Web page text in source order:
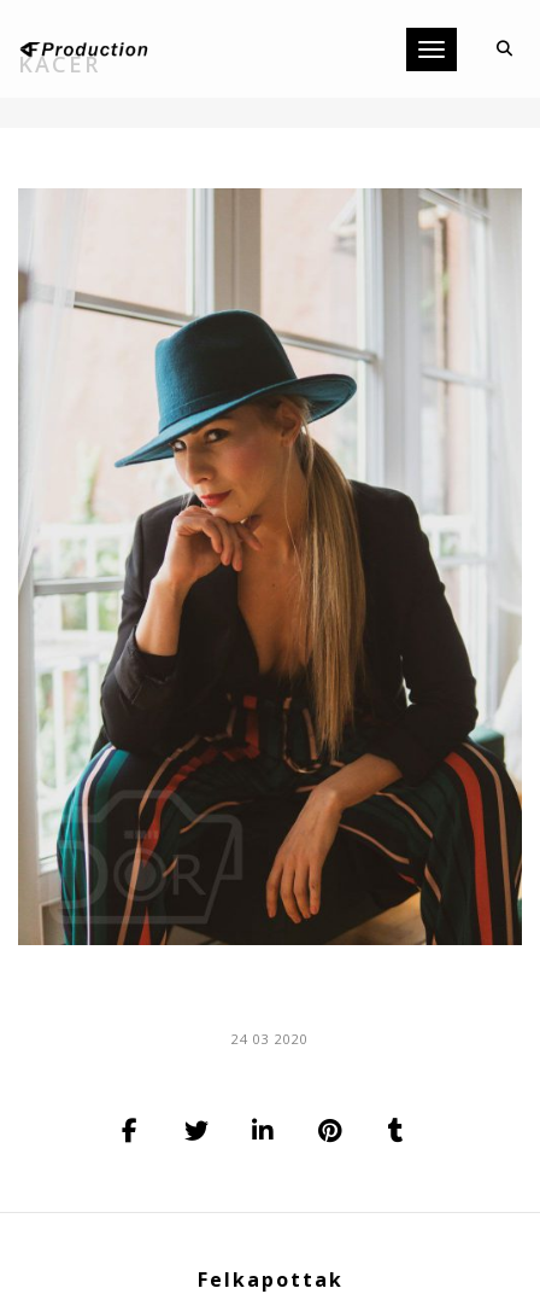
Toggle
KACÉR
24 03 2020
Felkapottak